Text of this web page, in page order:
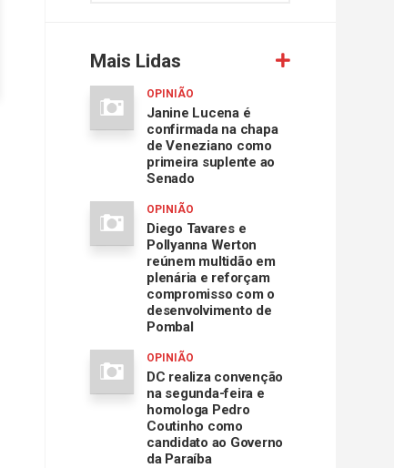
Mais Lidas
OPINIÃO
Janine Lucena é
confirmada na chapa
de Veneziano como
primeira suplente ao
Senado
OPINIÃO
Diego Tavares e
Pollyanna Werton
reúnem multidão em
plenária e reforçam
compromisso com o
desenvolvimento de
Pombal
OPINIÃO
DC realiza convenção
na segunda-feira e
homologa Pedro
Coutinho como
candidato ao Governo
da Paraíba